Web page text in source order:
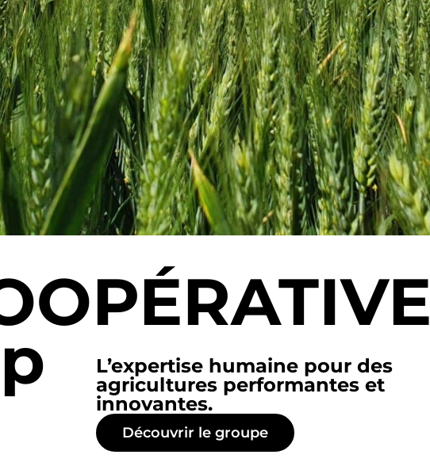
L’expertise humaine pour des
agricultures performantes et
innovantes.
Découvrir le groupe